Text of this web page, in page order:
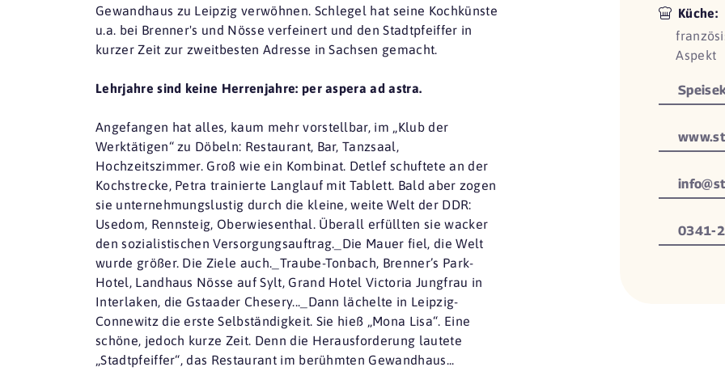
Gewandhaus zu Leipzig verwöhnen. Schlegel hat seine Kochkünste
u.a. bei Brenner's und Nösse verfeinert und den Stadtpfeiffer in
kurzer Zeit zur zweitbesten Adresse in Sachsen gemacht.
Lehrjahre sind keine Herrenjahre: per aspera ad astra.
Angefangen hat alles, kaum mehr vorstellbar, im „Klub der
Werktätigen“ zu Döbeln: Restaurant, Bar, Tanzsaal,
Hochzeitszimmer. Groß wie ein Kombinat. Detlef schuftete an der
Kochstrecke, Petra trainierte Langlauf mit Tablett. Bald aber zogen
sie unternehmungslustig durch die kleine, weite Welt der DDR:
Usedom, Rennsteig, Oberwiesenthal. Überall erfüllten sie wacker
den sozialistischen Versorgungsauftrag._Die Mauer fiel, die Welt
wurde größer. Die Ziele auch._Traube-Tonbach, Brenner’s Park-
Hotel, Landhaus Nösse auf Sylt, Grand Hotel Victoria Jungfrau in
Interlaken, die Gstaader Chesery..._Dann lächelte in Leipzig-
Connewitz die erste Selbständigkeit. Sie hieß „Mona Lisa“. Eine
schöne, jedoch kurze Zeit. Denn die Herausforderung lautete
„Stadtpfeiffer“, das Restaurant im berühmten Gewandhaus...
Küche:
Aspekt
0341-